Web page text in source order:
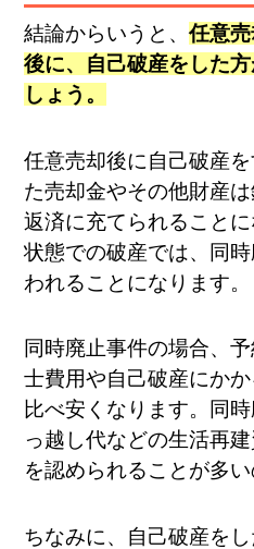
結論からいうと、任意
後に、自己破産をした
しょう。
任意売却後に自己破産
た売却金やその他財産
返済に充てられること
状態での破産では、同
われることになります。
同時廃止事件の場合、
士費用や自己破産にか
比べ安くなります。同
っ越し代などの生活再
を認められることが多い
ちなみに、自己破産を